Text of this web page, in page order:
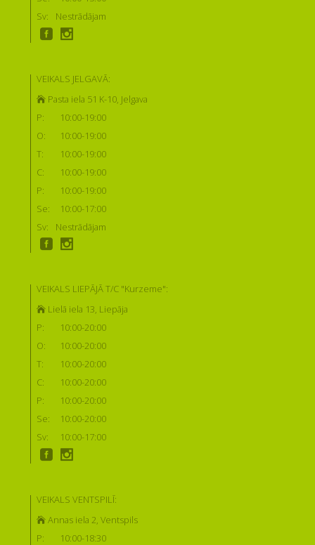
Sv:
Nestrādājam
VEIKALS JELGAVĀ:
Pasta iela 51 K-10, Jelgava
P:
10:00-19:00
O:
10:00-19:00
T:
10:00-19:00
C:
10:00-19:00
P:
10:00-19:00
Se:
10:00-17:00
Sv:
Nestrādājam
VEIKALS LIEPĀJĀ T/C "Kurzeme":
Lielā iela 13, Liepāja
P:
10:00-20:00
O:
10:00-20:00
T:
10:00-20:00
C:
10:00-20:00
P:
10:00-20:00
Se:
10:00-20:00
Sv:
10:00-17:00
VEIKALS VENTSPILĪ:
Annas iela 2, Ventspils
P:
10:00-18:30